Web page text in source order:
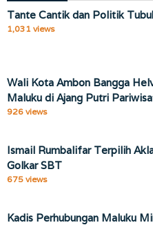
Tante Cantik dan Politik
1,031 views
Wali Kota Ambon Bangga
Maluku di Ajang Putri
926 views
Ismail Rumbalifar Terpilih
Golkar SBT
675 views
Kadis Perhubungan Maluku